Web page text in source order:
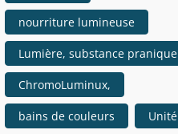
nourriture lumineuse
Lumière, substance pranique
ChromoLuminux,
bains de couleurs Unité